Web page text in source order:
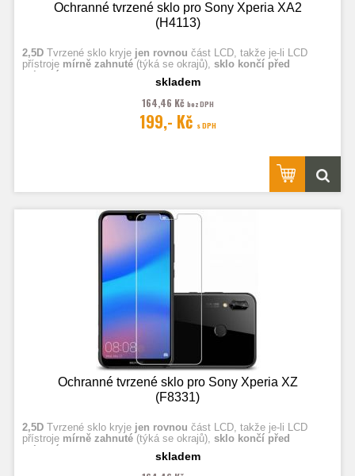
Ochranné tvrzené sklo pro Sony Xperia XA2
(H4113)
2,5D Tvrzené sklo kryje jen rovnou část LCD, takže je-li LCD
přístroje mírně zahnuté (týká se okrajů), sklo končí před
zahnutím.
Fotografie jsou ilustrační.
skladem
164,46 Kč bez DPH
199,- Kč s DPH
Ochranné tvrzené sklo pro Sony Xperia XZ
(F8331)
2,5D Tvrzené sklo kryje jen rovnou část LCD, takže je-li LCD
přístroje mírně zahnuté (týká se okrajů), sklo končí před
zahnutím.
skladem